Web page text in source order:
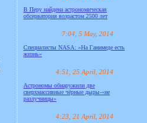
В Перу найдена астрономическая
обсерватория возрастом 2500 лет
7:04, 5 May, 2014
Специалисты NASA: «На Ганимеде есть
жизнь»
4:51, 25 April, 2014
Астрономы обнаружили две
сверхмассивные чёрные дыры-«не
разлучницы»
4:23, 21 April, 2014